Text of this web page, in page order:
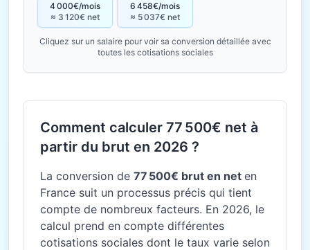
4 000€/mois
≈ 3 120€ net
6 458€/mois
≈ 5 037€ net
Cliquez sur un salaire pour voir sa conversion détaillée avec
toutes les cotisations sociales
Comment calculer 77 500€ net à
partir du brut en 2026 ?
La conversion de 77 500€ brut en net en
France suit un processus précis qui tient
compte de nombreux facteurs. En 2026, le
calcul prend en compte différentes
cotisations sociales dont le taux varie selon